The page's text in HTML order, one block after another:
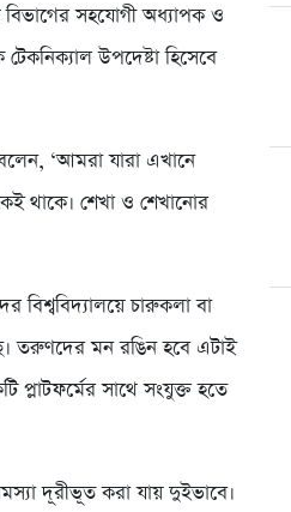
বিভাগের সহযোগী অধ্যাপক ও
টেকনিক্যাল উপদেষ্টা হিসেবে
‘আমরা যারা এখানে
থাকে। শেখা ও শেখানোর
বিশ্ববিদ্যালয়ে চারুকলা বা
তরুণদের মন রঙিন হবে এটাই
প্লাটফর্মের সাথে সংযুক্ত হতে
দূরীভূত করা যায় দুইভাবে।